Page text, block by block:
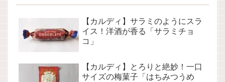
【カルディ】サラミのようにスラ
イス！洋酒が香る「サラミチョ
コ」
【カルディ】とろりと絶妙！一口
サイズの梅菓子「はちみつうめ